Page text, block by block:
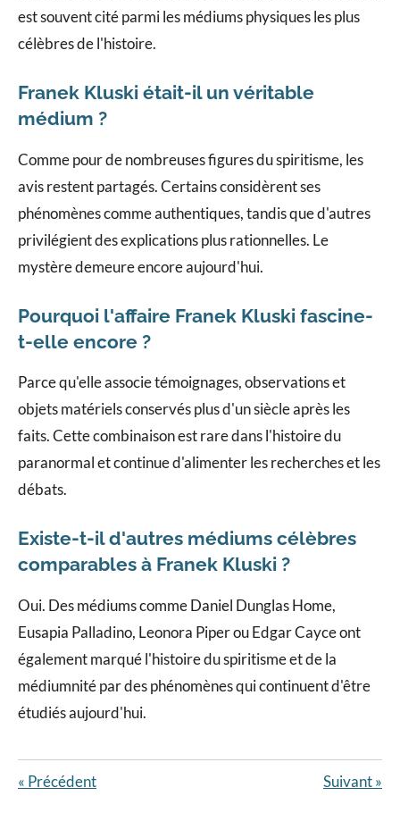
est souvent cité parmi les médiums physiques les plus
célèbres de l'histoire.
Franek Kluski était-il un véritable
médium ?
Comme pour de nombreuses figures du spiritisme, les
avis restent partagés. Certains considèrent ses
phénomènes comme authentiques, tandis que d'autres
privilégient des explications plus rationnelles. Le
mystère demeure encore aujourd'hui.
Pourquoi l'affaire Franek Kluski fascine-
t-elle encore ?
Parce qu'elle associe témoignages, observations et
objets matériels conservés plus d'un siècle après les
faits. Cette combinaison est rare dans l'histoire du
paranormal et continue d'alimenter les recherches et les
débats.
Existe-t-il d'autres médiums célèbres
comparables à Franek Kluski ?
Oui. Des médiums comme Daniel Dunglas Home,
Eusapia Palladino, Leonora Piper ou Edgar Cayce ont
également marqué l'histoire du spiritisme et de la
médiumnité par des phénomènes qui continuent d'être
étudiés aujourd'hui.
« Précédent Suivant »